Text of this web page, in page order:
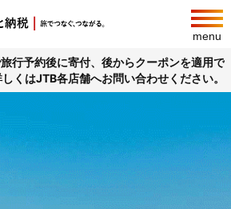
menu
行予約後に寄付、後からクーポンを適用で
くはJTB各店舗へお問い合わせください。